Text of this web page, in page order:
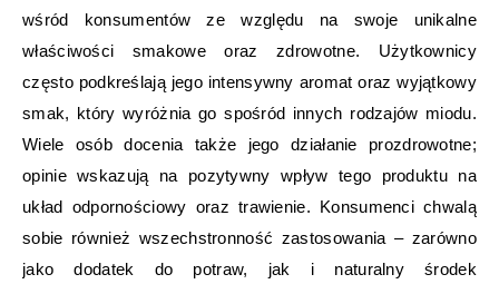
wśród konsumentów ze względu na swoje unikalne
właściwości smakowe oraz zdrowotne. Użytkownicy
często podkreślają jego intensywny aromat oraz wyjątkowy
smak, który wyróżnia go spośród innych rodzajów miodu.
Wiele osób docenia także jego działanie prozdrowotne;
opinie wskazują na pozytywny wpływ tego produktu na
układ odpornościowy oraz trawienie. Konsumenci chwalą
sobie również wszechstronność zastosowania – zarówno
jako dodatek do potraw, jak i naturalny środek